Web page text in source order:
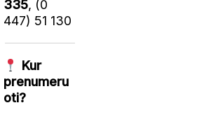
335, (0
447) 51 130
Kur
prenumeru
oti?